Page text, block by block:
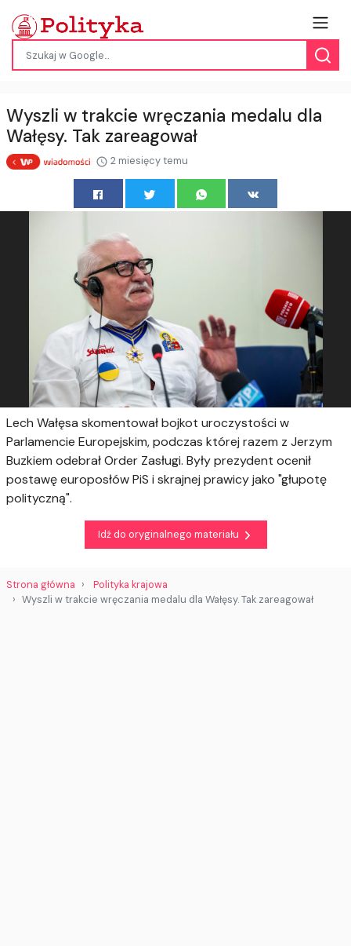
Wyszli w trakcie wręczania medalu dla
Wałęsy. Tak zareagował
2 miesięcy temu
Lech Wałęsa skomentował bojkot uroczystości w
Parlamencie Europejskim, podczas której razem z Jerzym
Buzkiem odebrał Order Zasługi. Były prezydent ocenił
postawę europosłów PiS i skrajnej prawicy jako "głupotę
polityczną".
Idź do oryginalnego materiału
Strona główna
Polityka krajowa
Wyszli w trakcie wręczania medalu dla Wałęsy. Tak zareagował